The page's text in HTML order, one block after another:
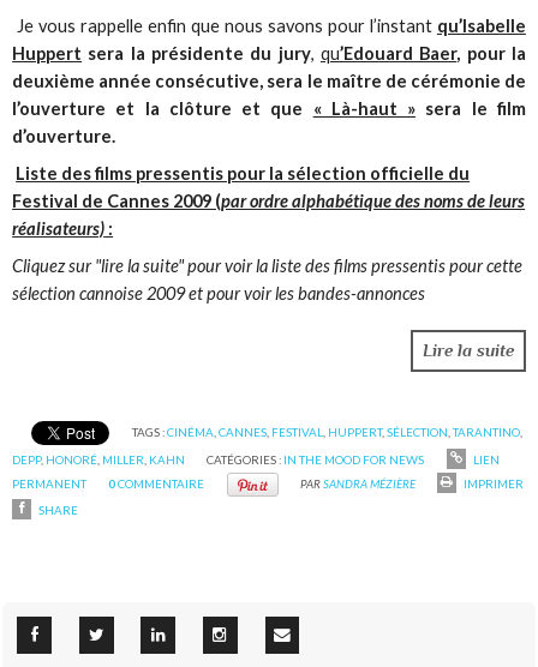
Je vous rappelle enfin que nous savons pour l’instant qu’Isabelle
Huppert sera la présidente du jury, qu’Edouard Baer, pour la
deuxième année consécutive, sera le maître de cérémonie de
l’ouverture et la clôture et que « Là-haut » sera le film
d’ouverture.
Liste des films pressentis pour la sélection officielle du
Festival de Cannes 2009 (par ordre alphabétique des noms de leurs
réalisateurs) :
Cliquez sur "lire la suite" pour voir la liste des films pressentis pour cette
sélection cannoise 2009 et pour voir les bandes-annonces
Lire la suite
TAGS :CINÉMA CANNES, FESTIVAL HUPPERT,SÉLECTION ,TARANTINO,
DEPP, HONORÉ MILLER KAHN CATÉGORIES : IN THE MOOD FOR NEWS
LIEN
PERMANENT
0COMMENTAIRE PARSANDRA MÉZIÈRE
IMPRIMER
SHARE